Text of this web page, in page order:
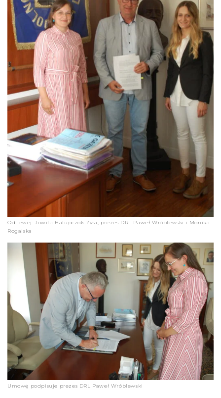
Od lewej: Jowita Halupczok-Żyła, prezes DRL Paweł Wróblewski i Monika
Rogalska
Umowę podpisuje prezes DRL Paweł Wróblewski